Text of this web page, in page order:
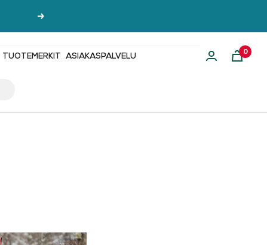
Seuraava
TUOTEMERKIT ASIAKASPALVELU
0